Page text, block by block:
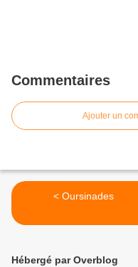
Commentaires
Ajouter un
< Oursinades
Hébergé par Overblog